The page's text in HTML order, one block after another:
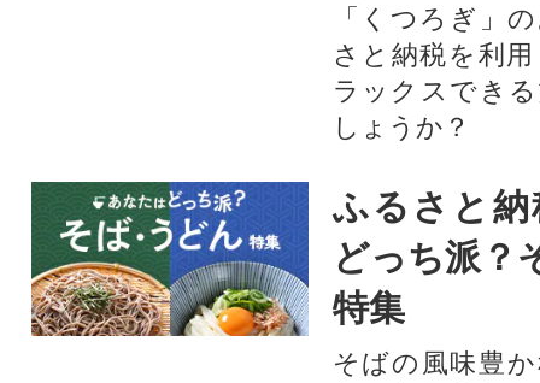
「くつろぎ」
さと納税を利
ラックスでき
しょうか？
ふるさと
どっち派？
特集
そばの風味豊